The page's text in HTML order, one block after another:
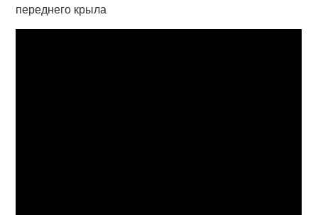
переднего крыла